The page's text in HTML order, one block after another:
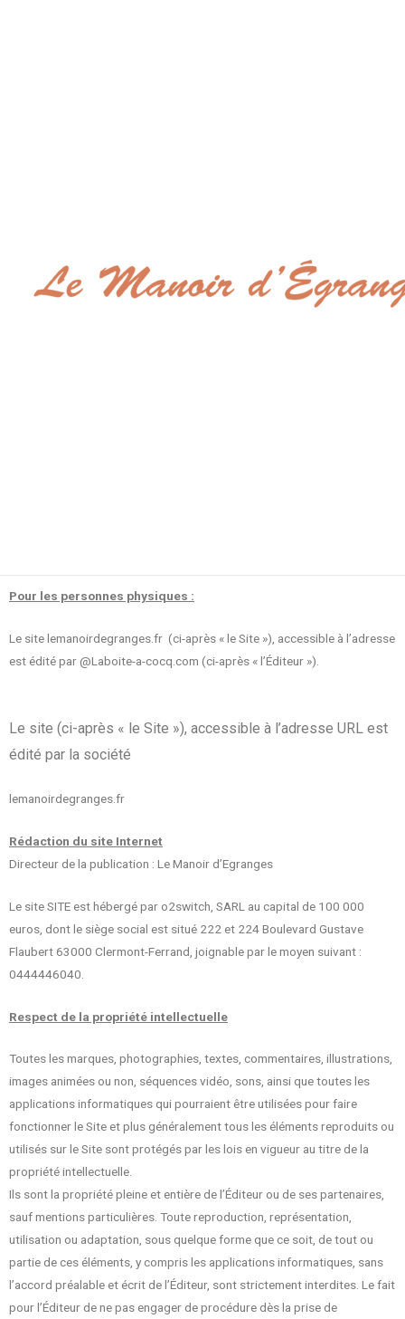
Pour les personnes physiques :
Le site lemanoirdegranges.fr (ci-après « le Site »), accessible à l’adresse
est édité par @Laboite-a-cocq.com (ci-après « l’Éditeur »).
Le site (ci-après « le Site »), accessible à l’adresse URL est
édité par la société
lemanoirdegranges.fr
Rédaction du site Internet
Directeur de la publication : Le Manoir d’Egranges
Le site SITE est hébergé par o2switch, SARL au capital de 100 000
euros, dont le siège social est situé 222 et 224 Boulevard Gustave
Flaubert 63000 Clermont-Ferrand, joignable par le moyen suivant :
0444446040.
Respect de la propriété intellectuelle
Toutes les marques, photographies, textes, commentaires, illustrations,
images animées ou non, séquences vidéo, sons, ainsi que toutes les
applications informatiques qui pourraient être utilisées pour faire
fonctionner le Site et plus généralement tous les éléments reproduits ou
utilisés sur le Site sont protégés par les lois en vigueur au titre de la
propriété intellectuelle.
Ils sont la propriété pleine et entière de l’Éditeur ou de ses partenaires,
sauf mentions particulières. Toute reproduction, représentation,
utilisation ou adaptation, sous quelque forme que ce soit, de tout ou
partie de ces éléments, y compris les applications informatiques, sans
l’accord préalable et écrit de l’Éditeur, sont strictement interdites. Le fait
pour l’Éditeur de ne pas engager de procédure dès la prise de